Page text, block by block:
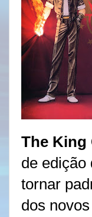
The King
de edição
tornar
dos